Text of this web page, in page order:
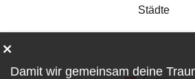
Städte
Damit wir gemeinsam deine